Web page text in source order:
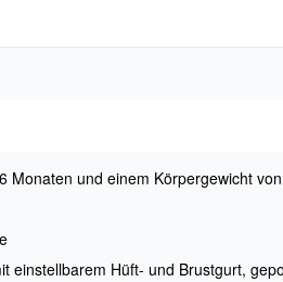
Monaten und einem Körpergewicht
einstellbarem Hüft- und Brustgurt,